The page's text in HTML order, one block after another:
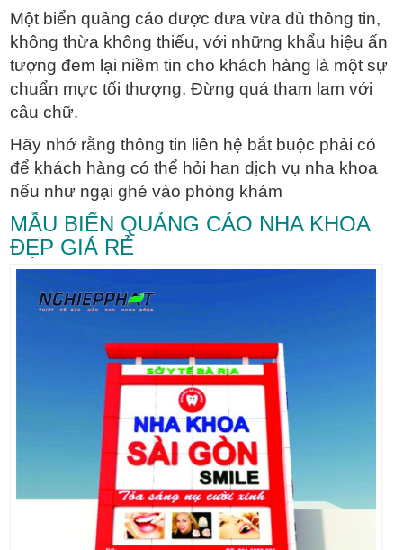
Một biển quảng cáo được đưa vừa đủ thông tin,
không thừa không thiếu, với những khẩu hiệu ấn
tượng đem lại niềm tin cho khách hàng là một sự
chuẩn mực tối thượng. Đừng quá tham lam với
câu chữ.
Hãy nhớ rằng thông tin liên hệ bắt buộc phải có
để khách hàng có thể hỏi han dịch vụ nha khoa
nếu như ngại ghé vào phòng khám
MẪU BIỂN QUẢNG CÁO NHA KHOA
ĐẸP GIÁ RẺ